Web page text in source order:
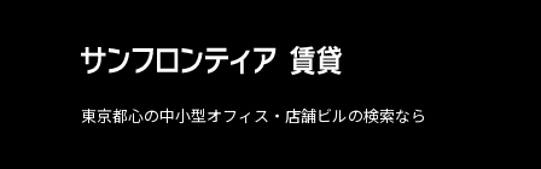
東京都心の中小型オフィス・店舗ビルの検索なら